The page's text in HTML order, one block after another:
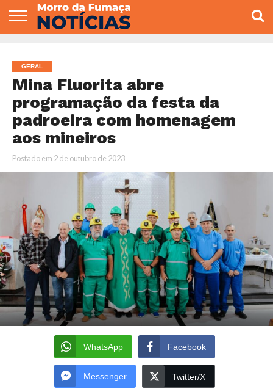
VEREADORES
GERAL
Mina Fluorita abre
programação da festa da
padroeira com homenagem
aos mineiros
Postado em 2 de outubro de 2023
WhatsApp Facebook
Messenger Twitter/X